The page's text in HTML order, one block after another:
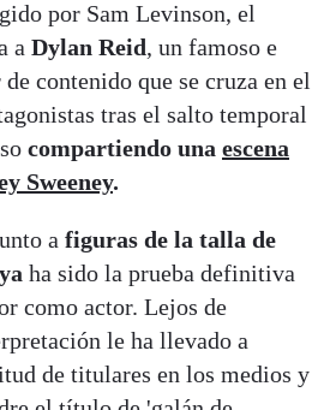
por Sam Levinson, el
a Dylan Reid, un famoso e
contenido que se cruza en el
tras el salto temporal
compartiendo una escena
Sweeney.
a figuras de la talla de
ha sido la prueba definitiva
como actor. Lejos de
le ha llevado a
de titulares en los medios y